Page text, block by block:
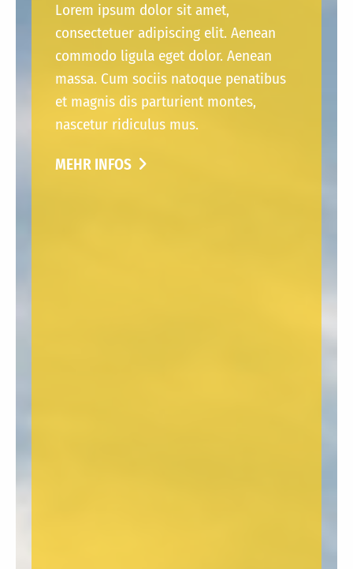
Lorem ipsum dolor sit amet,
consectetuer adipiscing elit. Aenean
commodo ligula eget dolor. Aenean
massa. Cum sociis natoque penatibus
et magnis dis parturient montes,
nascetur ridiculus mus.
MEHR INFOS